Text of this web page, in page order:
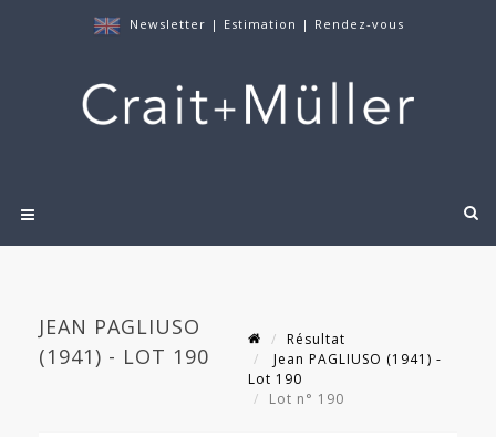
Newsletter | Estimation | Rendez-vous
JEAN PAGLIUSO
(1941) - LOT 190
Résultat
Jean PAGLIUSO (1941) -
Lot 190
Lot n° 190